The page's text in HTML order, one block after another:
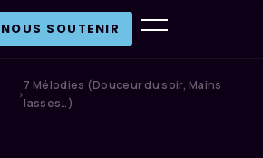
NOUS SOUTENIR
›
7 Mélodies (Douceur du soir, Mains
lasses…)